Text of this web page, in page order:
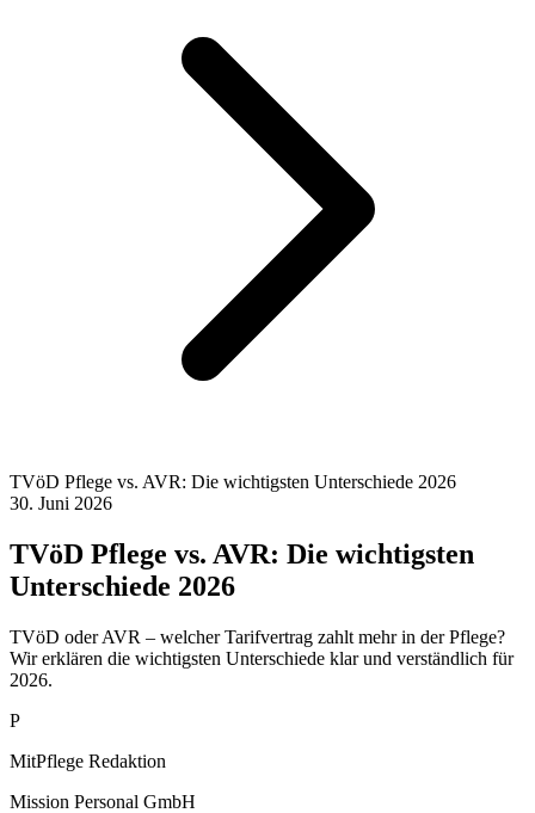
TVöD Pflege vs. AVR: Die wichtigsten Unterschiede 2026
30. Juni 2026
TVöD Pflege vs. AVR: Die wichtigsten
Unterschiede 2026
TVöD oder AVR – welcher Tarifvertrag zahlt mehr in der Pflege?
Wir erklären die wichtigsten Unterschiede klar und verständlich für
2026.
P
MitPflege Redaktion
Mission Personal GmbH